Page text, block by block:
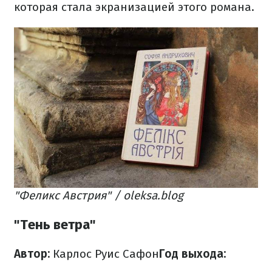
которая стала экранизацией этого романа.
"Феликс Австрия" / oleksa.blog
"Тень ветра"
Автор: Карлос Руис СафонГод выхода: